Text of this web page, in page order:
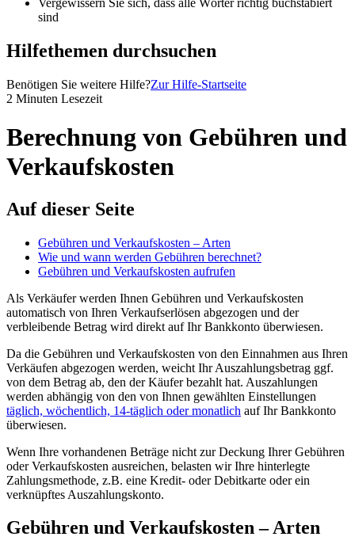
Vergewissern Sie sich, dass alle Wörter richtig buchstabiert
sind
Hilfethemen durchsuchen
Benötigen Sie weitere Hilfe?Zur Hilfe-Startseite
2 Minuten Lesezeit
Berechnung von Gebühren und
Verkaufskosten
Auf dieser Seite
Gebühren und Verkaufskosten – Arten
Wie und wann werden Gebühren berechnet?
Gebühren und Verkaufskosten aufrufen
Als Verkäufer werden Ihnen Gebühren und Verkaufskosten
automatisch von Ihren Verkaufserlösen abgezogen und der
verbleibende Betrag wird direkt auf Ihr Bankkonto überwiesen.
Da die Gebühren und Verkaufskosten von den Einnahmen aus Ihren
Verkäufen abgezogen werden, weicht Ihr Auszahlungsbetrag ggf.
von dem Betrag ab, den der Käufer bezahlt hat. Auszahlungen
werden abhängig von den von Ihnen gewählten Einstellungen
täglich, wöchentlich, 14-täglich oder monatlich auf Ihr Bankkonto
überwiesen.
Wenn Ihre vorhandenen Beträge nicht zur Deckung Ihrer Gebühren
oder Verkaufskosten ausreichen, belasten wir Ihre hinterlegte
Zahlungsmethode, z.B. eine Kredit- oder Debitkarte oder ein
verknüpftes Auszahlungskonto.
Gebühren und Verkaufskosten – Arten